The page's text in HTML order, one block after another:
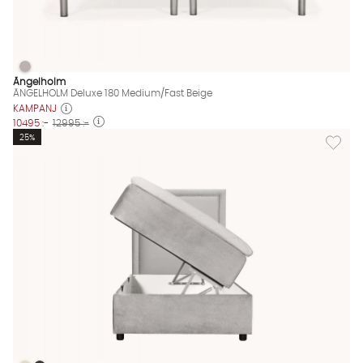
ÄNGELHOLM Deluxe 180 Medium/Fast Beige Finns även i
ÄNGELHOLM Deluxe 180 Medium/Fast Beige
Ängelholm
ÄNGELHOLM Deluxe 180 Medium/Fast Beige
KAMPANJ
10495 :- 12995 :-
Lägg
25%